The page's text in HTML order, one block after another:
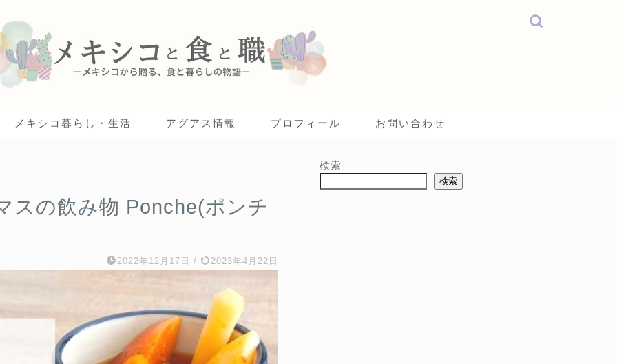
メキシコ暮らし・生活 アグアス情報 プロフィール お問い合わせ
スの飲み物 Ponche(ポンチ
2022年12月17日 / 2023年4月22日
検索
検索